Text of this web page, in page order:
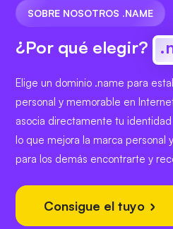
SOBRE NOSOTROS .NAME
¿Por qué elegir?
Elige un dominio .name para
personal y memorable en
asocia directamente tu
lo que mejora la marca personal
para los demás encontrarte y
Consigue el tuyo